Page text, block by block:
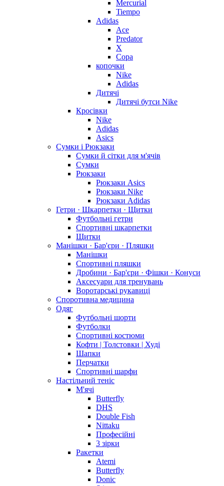
Mercurial
Tiempo
Adidas
Ace
Predator
X
Copa
копочки
Nike
Adidas
Дитячі
Дитячі бутси Nike
Кросівки
Nike
Adidas
Asics
Сумки і Рюкзаки
Сумки й сітки для м'ячів
Сумки
Рюкзаки
Рюкзаки Asics
Рюкзаки Nike
Рюкзаки Adidas
Гетри · Шкарпетки · Щитки
Футбольні гетри
Спортивні шкарпетки
Щитки
Манішки · Бар'єри · Пляшки
Манішки
Спортивні пляшки
Дробини · Бар'єри · Фішки · Конуси
Аксесуари для тренувань
Воротарські рукавиці
Споротивна медицина
Одяг
Футбольні шорти
Футболки
Спортивні костюми
Кофти | Толстовки | Худі
Шапки
Перчатки
Спортивні шарфи
Настільний теніс
М'ячі
Butterfly
DHS
Double Fish
Nittaku
Професійні
3 зірки
Ракетки
Atemi
Butterfly
Donic